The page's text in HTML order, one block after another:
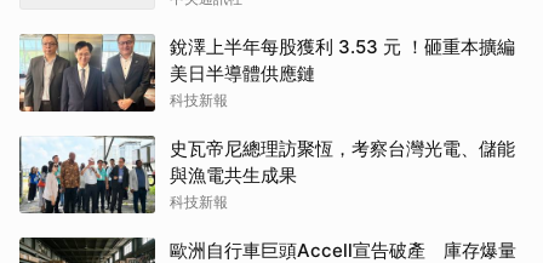
銳澤上半年每股獲利 3.53 元 ！砸重本擴編
美日半導體供應鏈
科技新報
史瓦帝尼總理訪聚恆，考察台灣光電、儲能
與漁電共生成果
科技新報
歐洲自行車巨頭Accell宣告破產 庫存爆量